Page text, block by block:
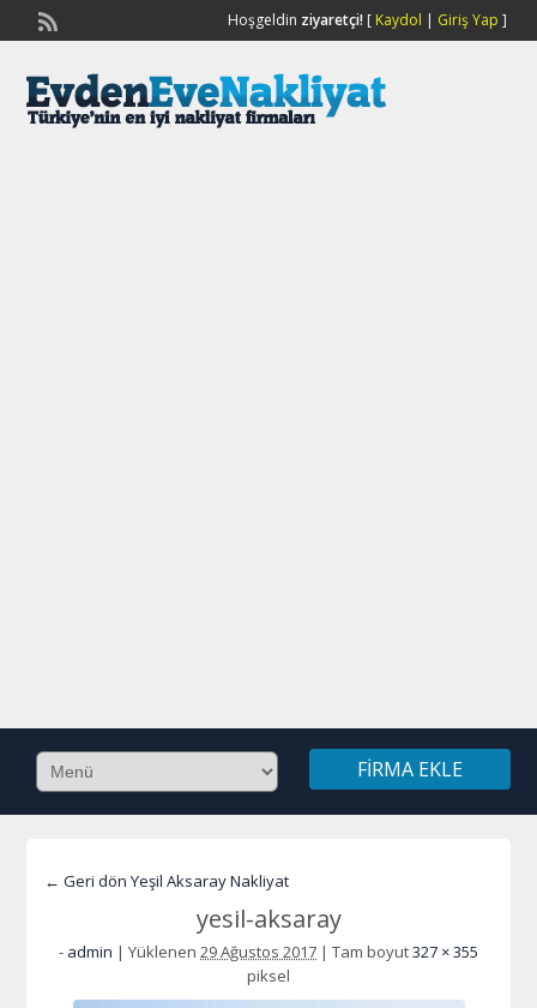
Hoşgeldin ziyaretçi![ Kaydol | Giriş Yap ]
FIRMA EKLE
← Geri dön Yeşil Aksaray Nakliyat
yesil-aksaray
- admin | Yüklenen 29 Ağustos 2017 | Tam boyut327 × 355
piksel